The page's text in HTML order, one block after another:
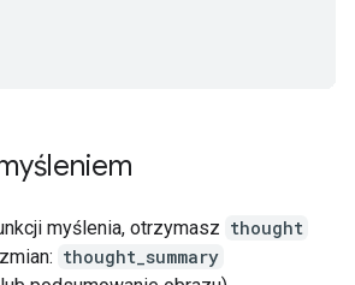
myślenia, otrzymasz thought
thought_summary